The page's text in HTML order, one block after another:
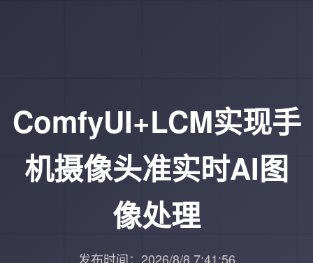
ComfyUI+LCM实现手
机摄像头准实时AI图
像处理
发布时间：2026/8/8 7:41:56